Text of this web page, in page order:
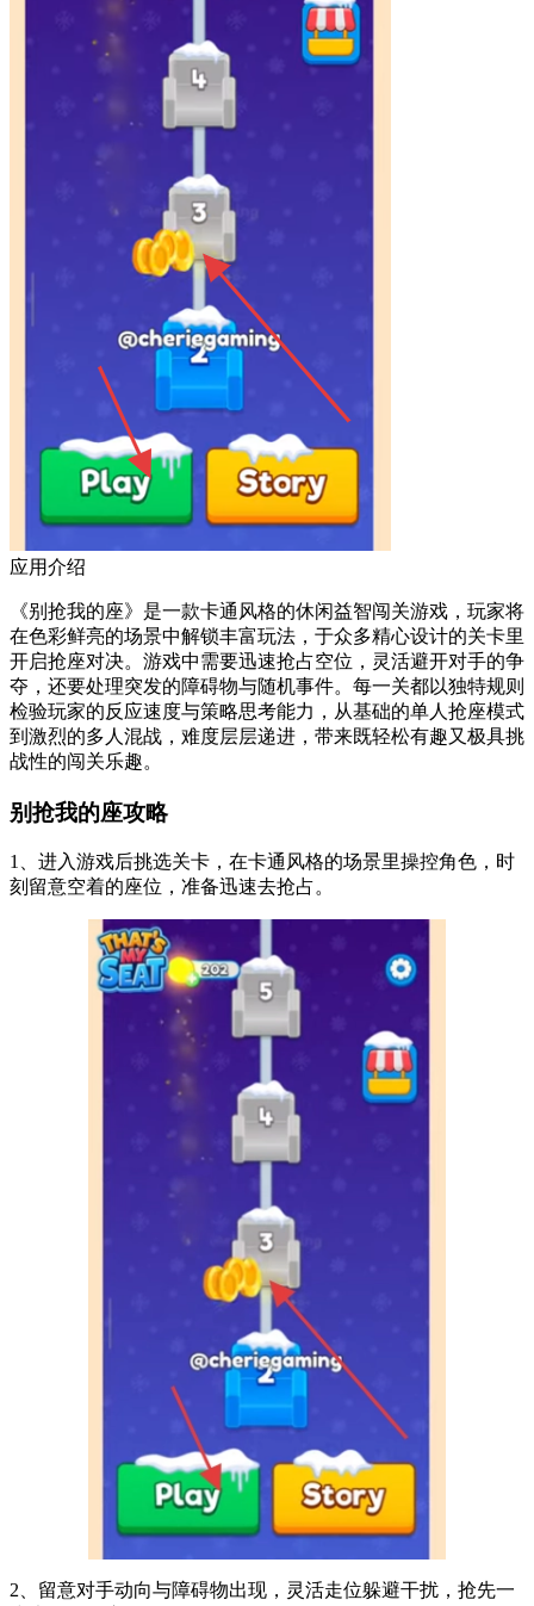
应用介绍
《别抢我的座》是一款卡通风格的休闲益智闯关游戏，玩家将
在色彩鲜亮的场景中解锁丰富玩法，于众多精心设计的关卡里
开启抢座对决。游戏中需要迅速抢占空位，灵活避开对手的争
夺，还要处理突发的障碍物与随机事件。每一关都以独特规则
检验玩家的反应速度与策略思考能力，从基础的单人抢座模式
到激烈的多人混战，难度层层递进，带来既轻松有趣又极具挑
战性的闯关乐趣。
别抢我的座攻略
1、进入游戏后挑选关卡，在卡通风格的场景里操控角色，时
刻留意空着的座位，准备迅速去抢占。
2、留意对手动向与障碍物出现，灵活走位躲避干扰，抢先一